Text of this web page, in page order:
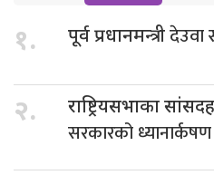
१. पूर्व प्रधानमन्त्रीदेउवा
२. राष्ट्रियसभाका
सरकारको